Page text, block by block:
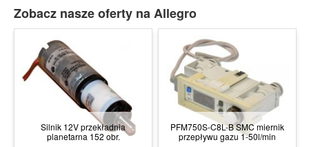
Zobacz nasze oferty na Allegro
Silnik 12V przekładnia
planetarna 152 obr.
PFM750S-C8L-B SMC miernik
przepływu gazu 1-50l/min